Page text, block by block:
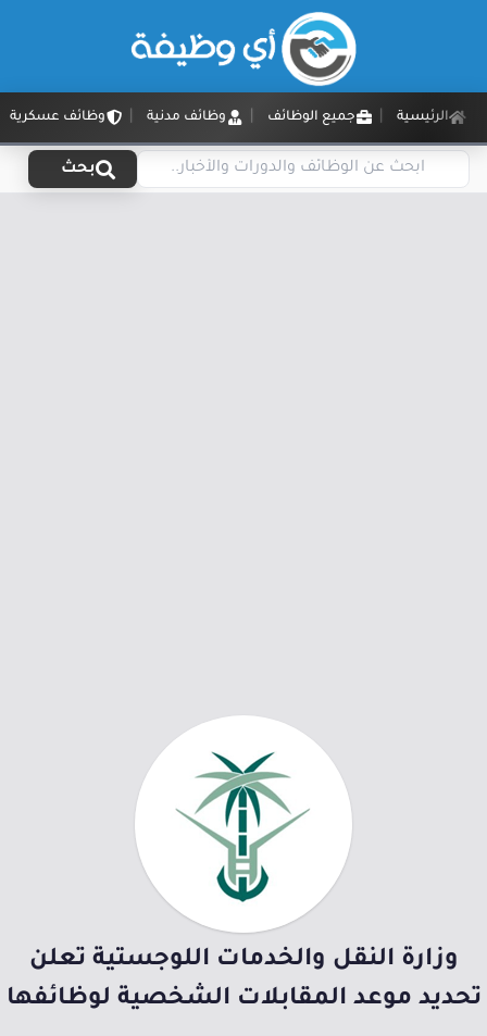
الرئيسية جميع الوظائف وظائف مدنية وظائف عسكرية
بحث
وزارة النقل والخدمات اللوجستية تعلن
تحديد موعد المقابلات الشخصية لوظائفها